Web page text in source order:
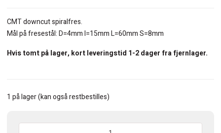
CMT downcut spiralfres.
Mål på fresestål: D=4mm I=15mm L=60mm S=8mm
Hvis tomt på lager, kort leveringstid 1-2 dager fra fjernlager.
1 på lager (kan også restbestilles)
CMT